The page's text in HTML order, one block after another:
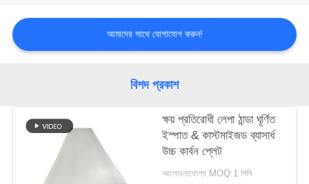
মামলা
PRIVACY
POLICY
আমাদের সাথে যোগাযোগ করুন!
বিশদ প্রকাশ
ক্ষয় প্রতিরোধী লেপা ঠান্ডা ঘূর্ণিত
ইস্পাত & কাস্টমাইজড ব্যাসার্ধ
উচ্চ কার্বন প্লেট
আলোচনাযোগ্য MOQ:1 পিসি